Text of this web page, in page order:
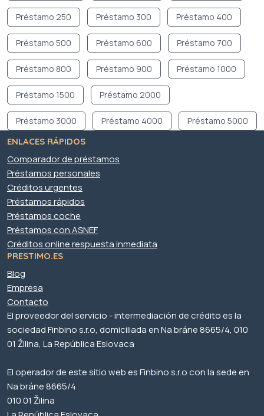
Préstamo 250 Préstamo 300 Préstamo 400
Préstamo 500 Préstamo 600 Préstamo 700
Préstamo 800 Préstamo 900 Préstamo 1000
Préstamo 1500 Préstamo 2000
Préstamo 3000 Préstamo 4000
Préstamo 5000
ENLACES RÁPIDOS
Comparador de préstamos
Préstamos personales
Créditos urgentes
Préstamos rápidos
Préstamos coche
Préstamos con ASNEF
Créditos online respuesta inmediata
PRESTIMO.ES
Blog
Empresa
Contacto
El proveedor del servicio - intermediación de crédito es la
sociedad Finbino s.r.o, domiciliada en Na bráne 8665/4, 010
01 Žilina, La República Eslovaca
El operador de este sitio web es Finbino s.r.o con la sede en
Na bráne 8665/4
010 01 Žilina